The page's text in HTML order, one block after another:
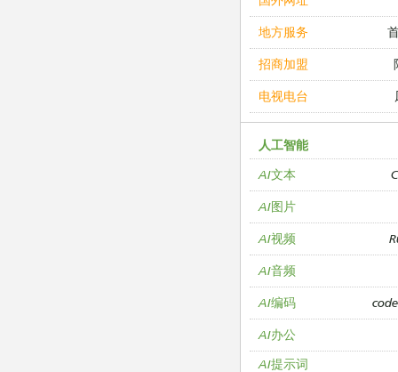
地方服务
招商加盟
电视电台
人工智能
AI文本
AI图片
AI视频
AI音频
AI编码
AI办公
AI提示词